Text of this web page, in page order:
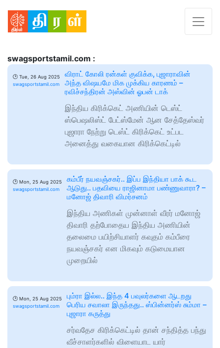
swagsportstamil.com :
🕑 Tue, 26 Aug 2025
swagsportstamil.com
விராட் கோலி ரன்கள் குவிக்க, புஜாராவின்
அந்த விஷயமே மிக முக்கிய காரணம் –
ரவிச்சந்திரன் அஸ்வின் ஓபன் டாக்
இந்திய கிரிக்கெட் அணியின் டெஸ்ட்
ஸ்பெஷலிஸ்ட் பேட்ஸ்மேன் ஆன சேத்தேஸ்வர்
புஜாரா நேற்று டெஸ்ட் கிரிக்கெட் உட்பட
அனைத்து வகையான கிரிக்கெட்டில்
🕑 Mon, 25 Aug 2025
swagsportstamil.com
கம்பீர் நயவஞ்சகர்.. இப்ப இந்தியா பாக் கூட
ஆடுது.. பதவியை ராஜினாமா பண்ணுவாரா? –
மனோஜ் திவாரி விமர்சனம்
இந்திய அணிகள் முன்னாள் வீரர் மனோஜ்
திவாரி தற்போதைய இந்திய அணியின்
தலைமை பயிற்சியாளர் கவுதம் கம்பீரை
நயவஞ்சகர் என மிகவும் கடுமையான
முறையில்
🕑 Mon, 25 Aug 2025
swagsportstamil.com
பும்ரா இல்ல.. இந்த 4 பவுலர்களை ஆடறது
பெரிய சவாலா இருந்தது.. ஸ்பின்னர்ஸ் சும்மா –
புஜாரா கருத்து
சர்வதேச கிரிக்கெட்டில் தான் சந்தித்த பந்து
வீச்சாளர்களில் விளையாட யார்